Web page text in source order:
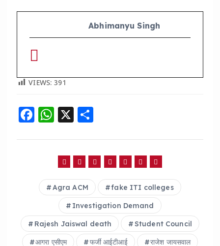
Abhimanyu Singh
VIEWS: 391
F
c
b
o
k
W
a
ts
A
p
p
X
a
re
Agra ACM fake ITI colleges
Investigation Demand
Rajesh Jaiswal death Student Council
आगरा एसीएम फर्जी आईटीआई राजेश जायसवाल